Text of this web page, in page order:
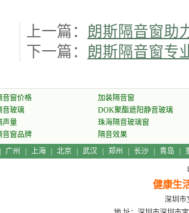
上一篇：
朗斯隔音窗助
下一篇：
朗斯隔音窗专
音窗价格
加装隔音窗
音玻璃
DOK聚酯遮阳静音玻璃
声量
珠海隔音玻璃窗
音窗品牌
隔音效果
广州 上海 北京 武汉 郑州 长沙 青岛
健康生
深圳市